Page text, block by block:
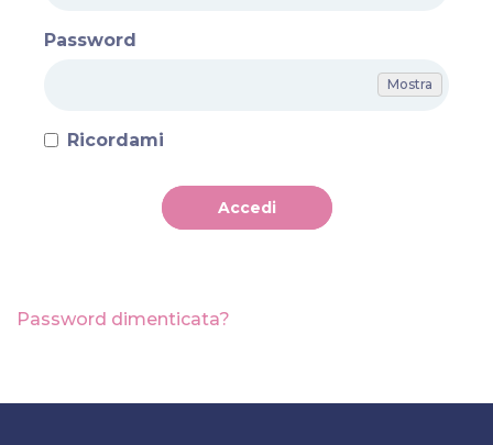
Password
Mostra
Ricordami
Password dimenticata?